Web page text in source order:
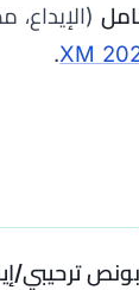
(الإيداع،
.
بونص ترحيبي/إيداع 100$ حسب